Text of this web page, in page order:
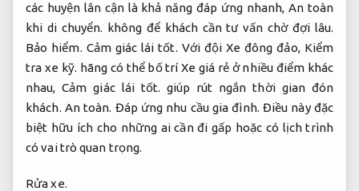
các huyện lân cận là khả năng đáp ứng nhanh, An toàn
khi di chuyển. không để khách cần tư vấn chờ đợi lâu.
Bảo hiểm. Cảm giác lái tốt. Với đội Xe đông đảo, Kiểm
tra xe kỹ. hãng có thể bố trí Xe giá rẻ ở nhiều điểm khác
nhau,Cảm giác lái tốt. giúp rút ngắn thời gian đón
khách. An toàn. Đáp ứng nhu cầu gia đình. Điều này đặc
biệt hữu ích cho những ai cần đi gấp hoặc có lịch trình
có vai trò quan trọng.
Rửa xe.